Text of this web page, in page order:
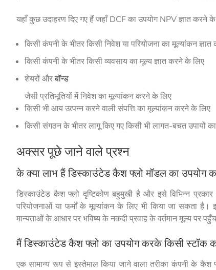
यहाँ कुछ उदाहरण दिए गए हैं जहाँ DCF का उपयोग NPV ज्ञात करने के
किसी कंपनी के भीतर किसी निवेश या परियोजना का मूल्यांकन
किसी कंपनी के भीतर किसी व्यवसाय का मूल्य ज्ञात करने के लिए
शेयरों औरबॉन्ड
जैसी प्रतिभूतियों में निवेश का मूल्यांकन करने के लिए
किसी भी आय उत्पन्न करने वाली संपत्ति का मूल्यांकन करने के लिए
किसी संगठन के भीतर लागू किए गए किसी भी लागत-बचत उपायों
अक्सर पूछे जाने वाले प्रश्न
के क्या लाभ हैं डिस्काउंटेड कैश फ्लो मॉडल का उपयोग
डिस्काउंटेड कैश फ्लो दृष्टिकोण बहुमुखी है और इसे विभिन्न
परियोजनाओं या फर्मों के मूल्यांकन के लिए भी किया जा सकता है।
मान्यताओं के आधार पर भविष्य के नकदी प्रवाह के वर्तमान मूल्य पर
मैं डिस्काउंटेड कैश फ्लो का उपयोग करके किसी स्टॉक
एक सामान्य रूप से इस्तेमाल किया जाने वाला तरीका कंपनी के